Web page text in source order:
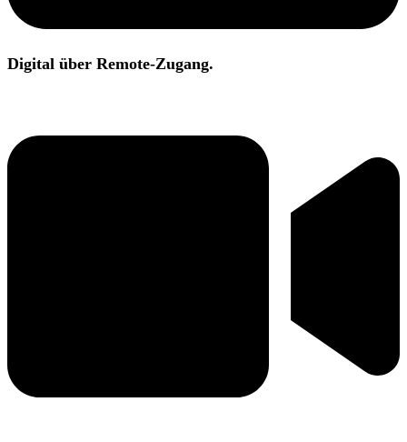
Digital über Remote-Zugang.